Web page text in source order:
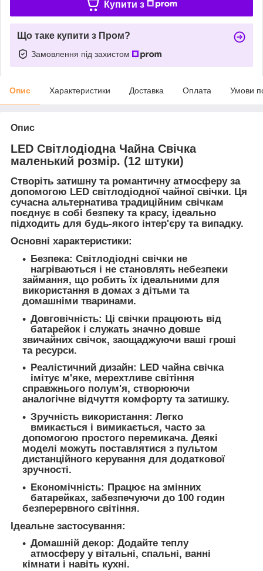
Купити з
Що таке купити з Пром?
Замовлення під захистом
Опис Характеристики Доставка Оплата Умови
Опис
LED Світлодіодна Чайна Свічка
маленький розмір. (12 штуки)
Створіть затишну та романтичну атмосферу за
допомогою LED світлодіодної чайної свічки. Ця
сучасна альтернатива традиційним свічкам
поєднує в собі безпеку та красу, ідеально
підходить для будь-якого інтер'єру та випадку.
Основні характеристики:
Безпека: Світлодіодні свічки не
нагріваються і не становлять небезпеки
займання, що робить їх ідеальними для
використання в домах з дітьми та
домашніми тваринами.
Довговічність: Ці свічки працюють від
батарейок і служать значно довше
звичайних свічок, заощаджуючи ваші гроші
та ресурси.
Реалістичний дизайн: LED чайна свічка
імітує м'яке, мерехтливе світіння
справжнього полум'я, створюючи
аналогічне відчуття комфорту та затишку.
Зручність використання: Легко
вмикається і вимикається, часто за
допомогою простого перемикача. Деякі
моделі можуть поставлятися з пультом
дистанційного керування для додаткової
зручності.
Економічність: Працює на змінних
батарейках, забезпечуючи до 100 годин
безперервного світіння.
Ідеальне застосування:
Домашній декор: Додайте теплу
атмосферу у вітальні, спальні, ванні
кімнати і навіть кухні.